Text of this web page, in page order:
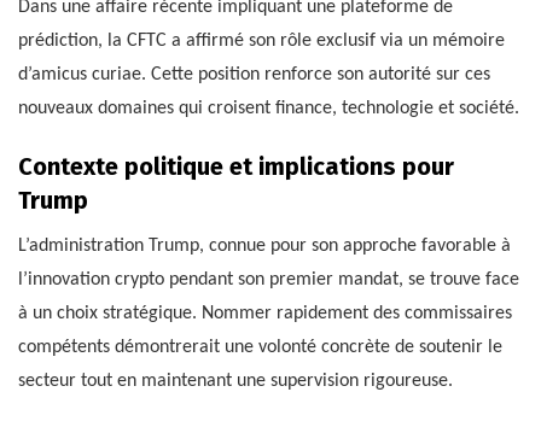
Dans une affaire récente impliquant une plateforme de
prédiction, la CFTC a affirmé son rôle exclusif via un mémoire
d’amicus curiae. Cette position renforce son autorité sur ces
nouveaux domaines qui croisent finance, technologie et société.
Contexte politique et implications pour
Trump
L’administration Trump, connue pour son approche favorable à
l’innovation crypto pendant son premier mandat, se trouve face
à un choix stratégique. Nommer rapidement des commissaires
compétents démontrerait une volonté concrète de soutenir le
secteur tout en maintenant une supervision rigoureuse.